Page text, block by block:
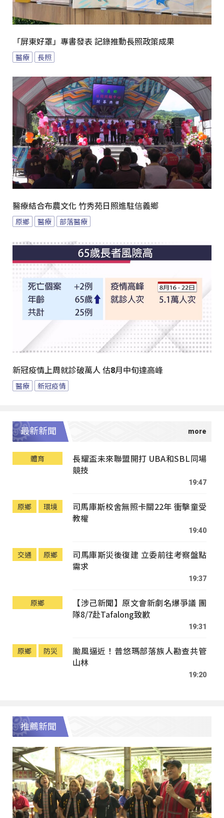
「屏東好罩」專書發表 記錄推動長照政策成果
醫療 長照
醫療結合布農文化 竹秀苑日照進駐信義鄉
原鄉 醫療 部落醫療
新冠疫情上周就診破萬人 估8月中旬達高峰
醫療 新冠疫情
最新新聞
體育
長耀盃未來聯盟開打 UBA和SBL同場
競技
19:47
原鄉 環境
司馬庫斯校舍無照卡關22年 衝擊童受
教權
19:40
交通 原鄉
司馬庫斯災後復建 立委前往考察盤點
需求
19:37
原鄉
【涉己新聞】原文會新劇名爆爭議 團
隊8/7赴Tafalong致歉
19:31
原鄉 防災
颱風逼近！普悠瑪部落族人勘查共管
山林
19:20
推薦新聞